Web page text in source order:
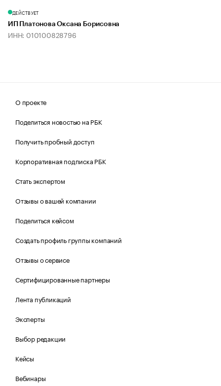
ДЕЙСТВУЕТ
ИП Платонова Оксана Борисовна
ИНН: 010100828796
О проекте
Поделиться новостью на РБК
Получить пробный доступ
Корпоративная подписка РБК
Стать экспертом
Отзывы о вашей компании
Поделиться кейсом
Создать профиль группы компаний
Отзывы о сервисе
Сертифицированные партнеры
Лента публикаций
Эксперты
Выбор редакции
Кейсы
Вебинары